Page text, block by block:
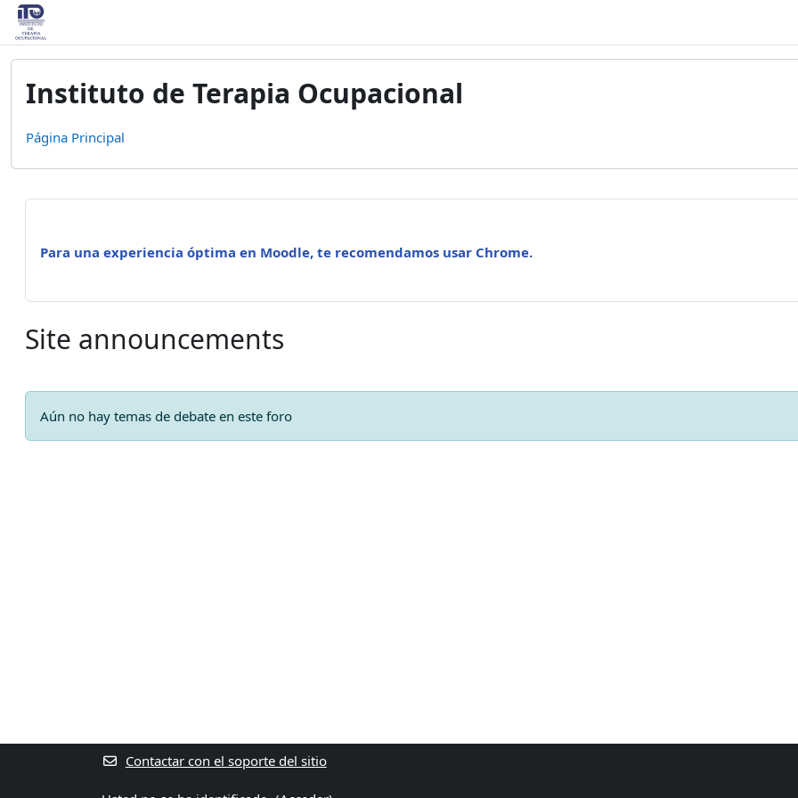
Salta al contenido principal
Instituto de Terapia Ocupacional
Página Principal
Para una experiencia óptima en Moodle, te recomendamos usar Chrome.
Site announcements
Aún no hay temas de debate en este foro
Contactar con el soporte del sitio